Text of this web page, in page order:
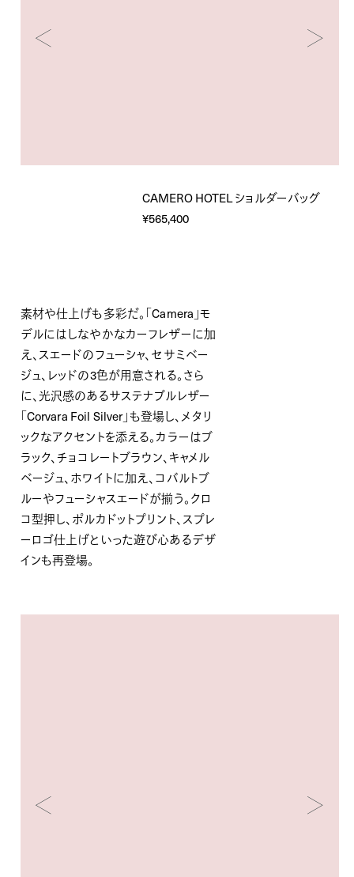
CAMERO HOTEL ショルダーバッグ
¥565,400
素材や仕上げも多彩だ。「Camera」モ
デルにはしなやかなカーフレザーに加
え、スエードのフューシャ、セサミベー
ジュ、レッドの3色が用意される。さら
に、光沢感のあるサステナブルレザー
「Corvara Foil Silver」も登場し、メタリ
ックなアクセントを添える。カラーはブ
ラック、チョコレートブラウン、キャメル
ベージュ、ホワイトに加え、コバルトブ
ルーやフューシャスエードが揃う。クロ
コ型押し、ポルカドットプリント、スプレ
ーロゴ仕上げといった遊び心あるデザ
インも再登場。